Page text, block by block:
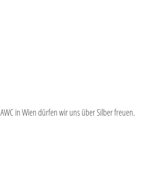
in Wien dürfen wir uns über Silber freuen.